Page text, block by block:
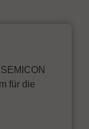
für die